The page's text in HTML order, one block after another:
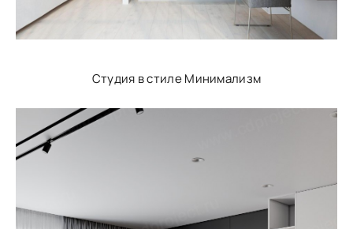
Студия в стиле Минимализм